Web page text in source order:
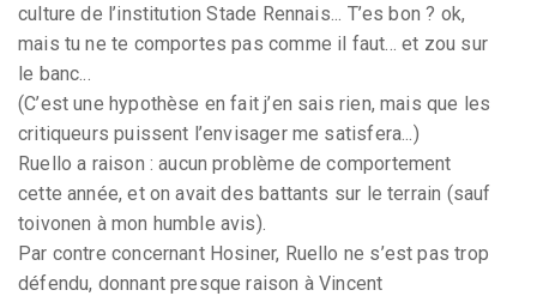
culture de l’institution Stade Rennais... T’es bon ? ok,
mais tu ne te comportes pas comme il faut... et zou sur
le banc...
(C’est une hypothèse en fait j’en sais rien, mais que les
critiqueurs puissent l’envisager me satisfera...)
Ruello a raison : aucun problème de comportement
cette année, et on avait des battants sur le terrain (sauf
toivonen à mon humble avis).
Par contre concernant Hosiner, Ruello ne s’est pas trop
défendu, donnant presque raison à Vincent